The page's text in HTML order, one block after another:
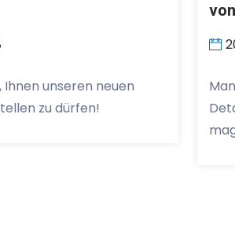
Ihnen unseren neuen
zu dürfen!